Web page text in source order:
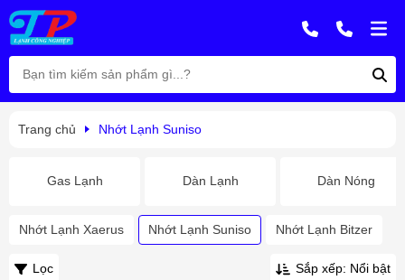
Trang chủ Nhớt Lạnh Suniso
Gas Lạnh Dàn Lạnh Dàn Nóng
Nhớt Lạnh Xaerus Nhớt Lạnh Suniso Nhớt Lạnh Bitzer
Lọc Sắp xếp: Nổi bật